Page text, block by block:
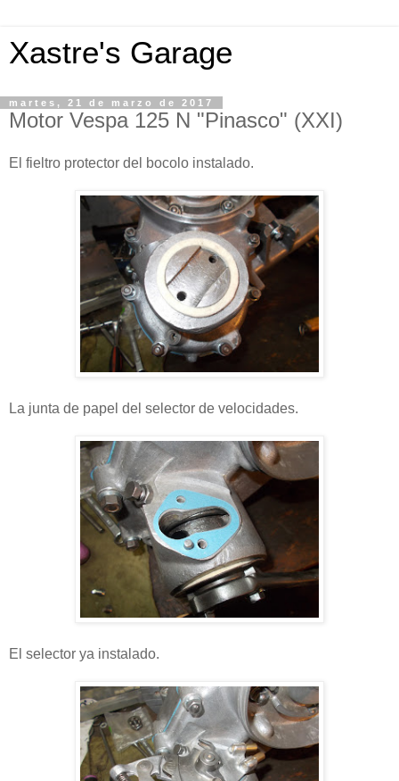
Xastre's Garage
martes, 21 de marzo de 2017
Motor Vespa 125 N "Pinasco" (XXI)
El fieltro protector del bocolo instalado.
La junta de papel del selector de velocidades.
El selector ya instalado.